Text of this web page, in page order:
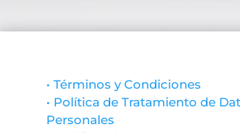
• Términos y Condiciones
• Política de Tratamiento de
Personales